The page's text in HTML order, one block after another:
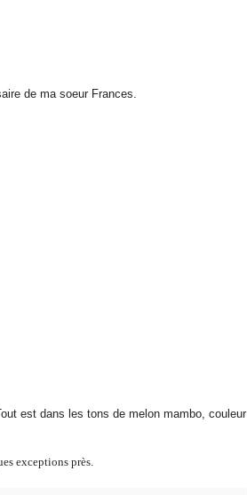
de ma soeur Frances.
est dans les tons de melon mambo, couleur
exceptions près.